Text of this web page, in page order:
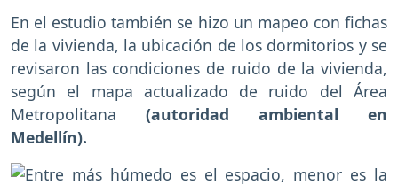
En el estudio también se hizo un mapeo con fichas
de la vivienda, la ubicación de los dormitorios y se
revisaron las condiciones de ruido de la vivienda,
según el mapa actualizado de ruido del Área
Metropolitana (autoridad ambiental en
Medellín).